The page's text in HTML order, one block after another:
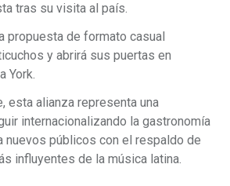
tras su visita al país.
propuesta de formato casual
y abrirá sus puertas en
York.
esta alianza representa una
internacionalizando la gastronomía
nuevos públicos con el respaldo de
influyentes de la música latina.